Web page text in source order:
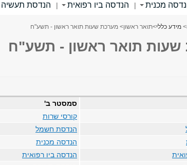
מכנית | הנדסה ביו רפואית | הנדסת תעשיה
> מידע כללי>תואר ראשון> מערכת שעות תואר ראשון - תשע"ח
שעות תואר ראשון - תשע"ח
סמסטר ב'
קורסי שרות
הנדסת חשמל
הנדסה מכנית
הנדסה ביו רפואית